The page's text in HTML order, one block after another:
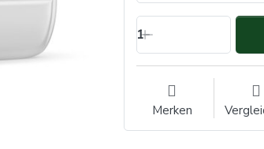
1
Merken